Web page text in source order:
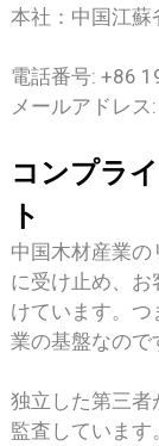
本社：中国江
電話番号: +86
メールアドレ
コンプラ
ト
中国木材産業
に受け止め、
けています。
業の基盤なので
独立した第三者
監査していま